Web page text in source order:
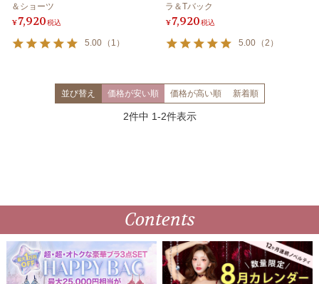
＆ショーツ
¥7,920税込
5.00 （ 1 ）
ラ＆Tバック
¥7,920税込
5.00 （2 ）
並び替え 価格が安い順 価格が高い順 新着順
2件中 1-2件表示
Contents